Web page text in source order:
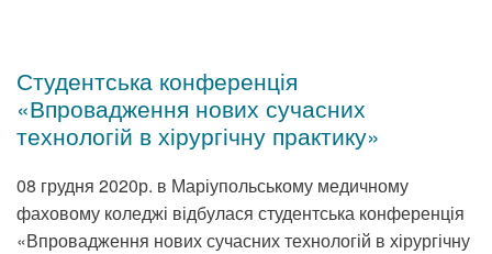
Студентська конференція
«Впровадження нових сучасних
технологій в хірургічну практику»
08 грудня 2020р. в Маріупольському медичному
фаховому коледжі відбулася студентська конференція
«Впровадження нових сучасних технологій в хірургічну